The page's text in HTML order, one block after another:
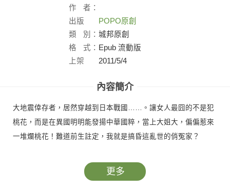
作
者：
出版
社：
POPO原創
類
別： 城邦原創
格
式： Epub 流動版
上架
2011/5/4
內容簡介
大地震倖存者，居然穿越到日本戰國……。讓女人最囧的不是犯
桃花，而是在異國明明能發揚中華國粹，當上大姐大，偏偏惹來
一堆爛桃花！難道前生註定，我就是搞昏這亂世的俏冤家？
更多